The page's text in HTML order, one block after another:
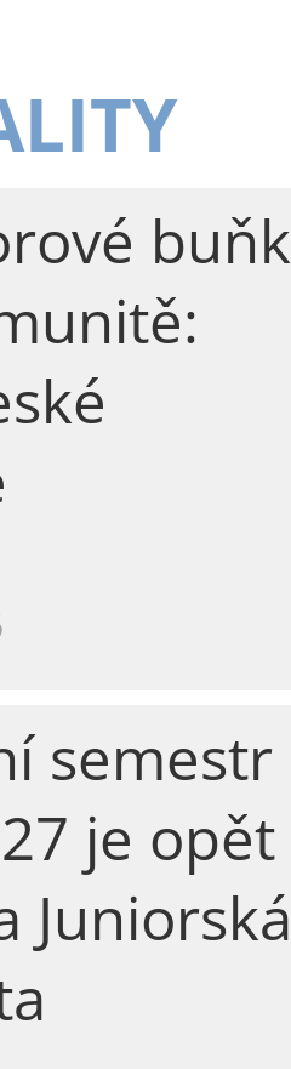
semestr
je opět
Juniorská